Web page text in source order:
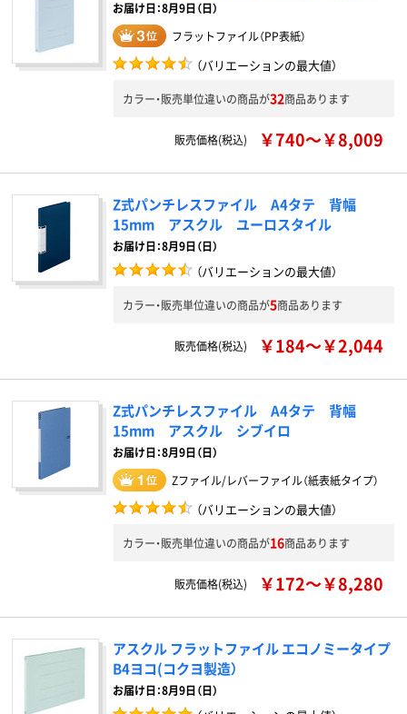
お届け日：8月9日（日）
フラットファイル（PP表紙）
（バリエーションの最大値）
カラー・販売単位違いの商品が32商品あります
販売価格(税込) ￥740～￥8,009
Z式パンチレスファイル A4タテ 背幅
15mm アスクル ユーロスタイル
お届け日：8月9日（日）
（バリエーションの最大値）
カラー・販売単位違いの商品が5商品あります
販売価格(税込) ￥184～￥2,044
Z式パンチレスファイル A4タテ 背幅
15mm アスクル シブイロ
お届け日：8月9日（日）
Zファイル/レバーファイル（紙表紙タイプ）
（バリエーションの最大値）
カラー・販売単位違いの商品が16商品あります
販売価格(税込) ￥172～￥8,280
アスクル フラットファイル エコノミータイプ
B4ヨコ(コクヨ製造）
お届け日：8月9日（日）